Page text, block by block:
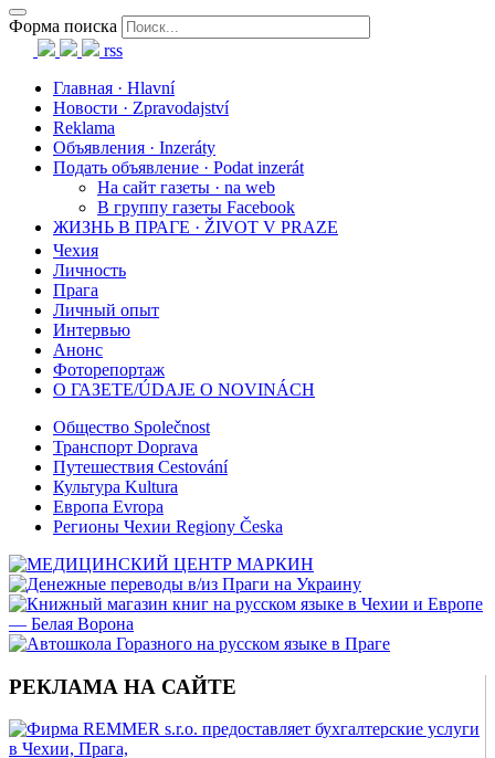
Форма поиска
rss
Главная · Hlavní
Новости · Zpravodajství
Reklama
Объявления · Inzeráty
Подать объявление · Podat inzerát
На сайт газеты · na web
В группу газеты Facebook
ЖИЗНЬ В ПРАГЕ · ŽIVOT V PRAZE
Чехия
Личность
Прага
Личный опыт
Интервью
Анонс
Фоторепортаж
О ГАЗЕТЕ/ÚDAJE O NOVINÁCH
Общество Společnost
Транспорт Doprava
Путешествия Cestování
Культура Kultura
Европа Evropa
Регионы Чехии Regiony Česka
РЕКЛАМА НА САЙТЕ